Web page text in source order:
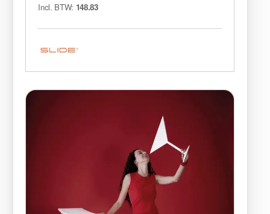
Incl. BTW: 148.83